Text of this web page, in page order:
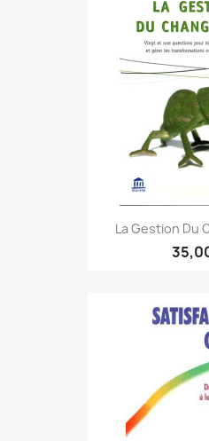
La Gestion Du